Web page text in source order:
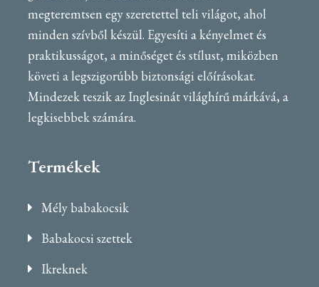
megteremtsen egy szeretettel teli világot, ahol
minden szívből készül. Egyesíti a kényelmet és
praktikusságot, a minőséget és stílust, miközben
követi a legszigorúbb biztonsági előírásokat.
Mindezek teszik az Inglesinát világhírű márkává, a
legkisebbek számára.
Termékek
Mély babakocsik
Babakocsi szettek
Ikreknek